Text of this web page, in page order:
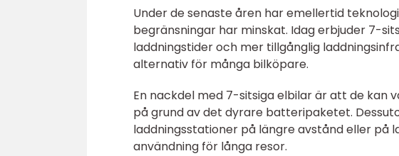
Under de senaste åren har emellertid
begränsningar har minskat. Idag erbjuder 7-
laddningstider och mer tillgånglig
alternativ för många bilköpare.
En nackdel med 7-sitsiga elbilar är att de kan
på grund av det dyrare batteripaketet.
laddningsstationer på längre avstånd eller på
användning för långa resor.